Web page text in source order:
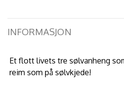
INFORMASJON
Et flott livets tre sølvanheng
reim som på sølvkjede!